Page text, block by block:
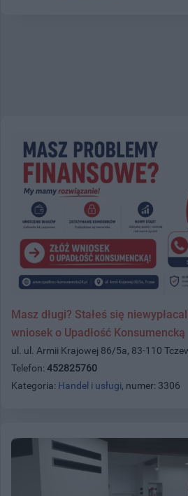
Masz długi? Stałeś się
wniosek o Upadłość Konsumencką
ul. ul. Armii Krajowej 86/5a, 83-110
Telefon: 452825760
Kategoria: Handel i usługi, numer: 3306